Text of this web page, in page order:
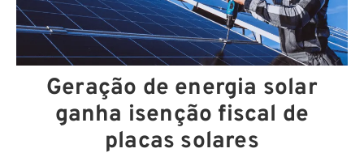
Geração de energia solar
ganha isenção fiscal de
placas solares